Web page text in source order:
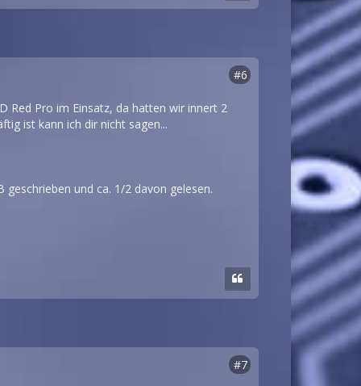
#6
Red Pro im Einsatz, da hatten wir innert 2
ist kann ich dir nicht sagen...
und ca. 1/2 davon gelesen.
#7